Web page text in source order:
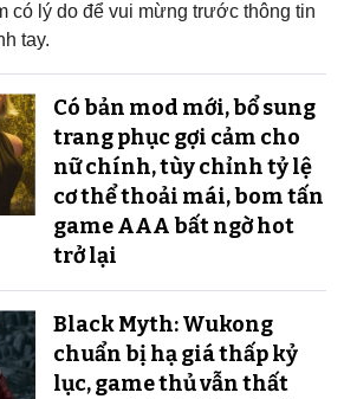
có lý do để vui mừng trước thông tin
tay.
Có bản mod mới, bổ sung
trang phục gợi cảm cho
nữ chính, tùy chỉnh tỷ lệ
cơ thể thoải mái, bom tấn
game AAA bất ngờ hot
trở lại
Black Myth: Wukong
chuẩn bị hạ giá thấp kỷ
lục, game thủ vẫn thất